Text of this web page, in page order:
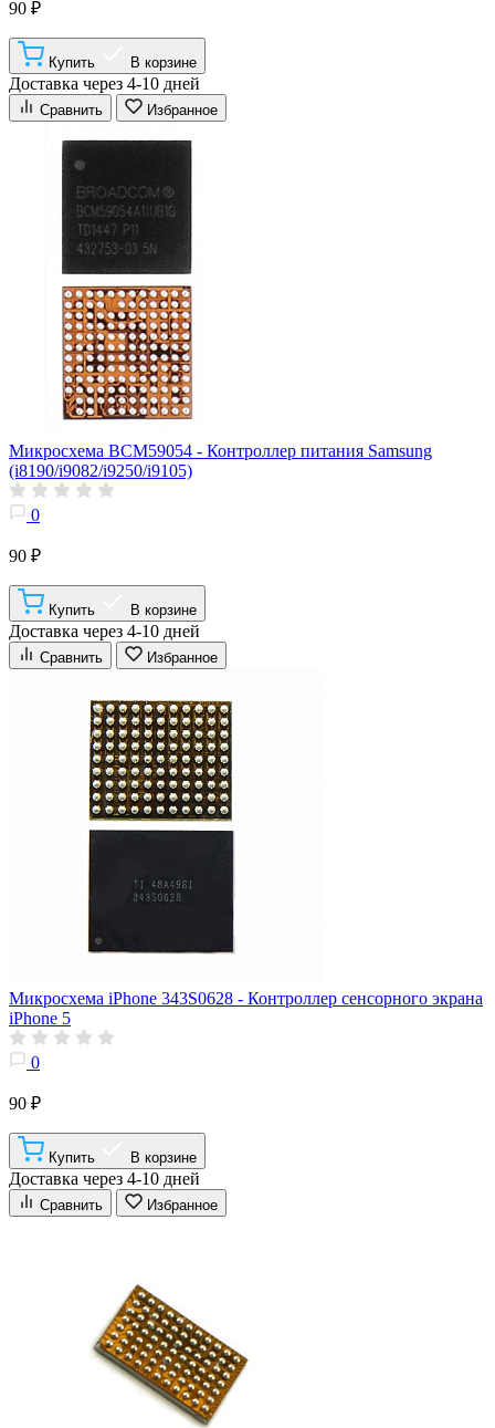
90 ₽
Купить В корзине
Доставка через 4-10 дней
Сравнить Избранное
Микросхема BCM59054 - Контроллер питания Samsung
(i8190/i9082/i9250/i9105)
0
90 ₽
Купить В корзине
Доставка через 4-10 дней
Сравнить Избранное
Микросхема iPhone 343S0628 - Контроллер сенсорного экрана
iPhone 5
0
90 ₽
Купить В корзине
Доставка через 4-10 дней
Сравнить Избранное